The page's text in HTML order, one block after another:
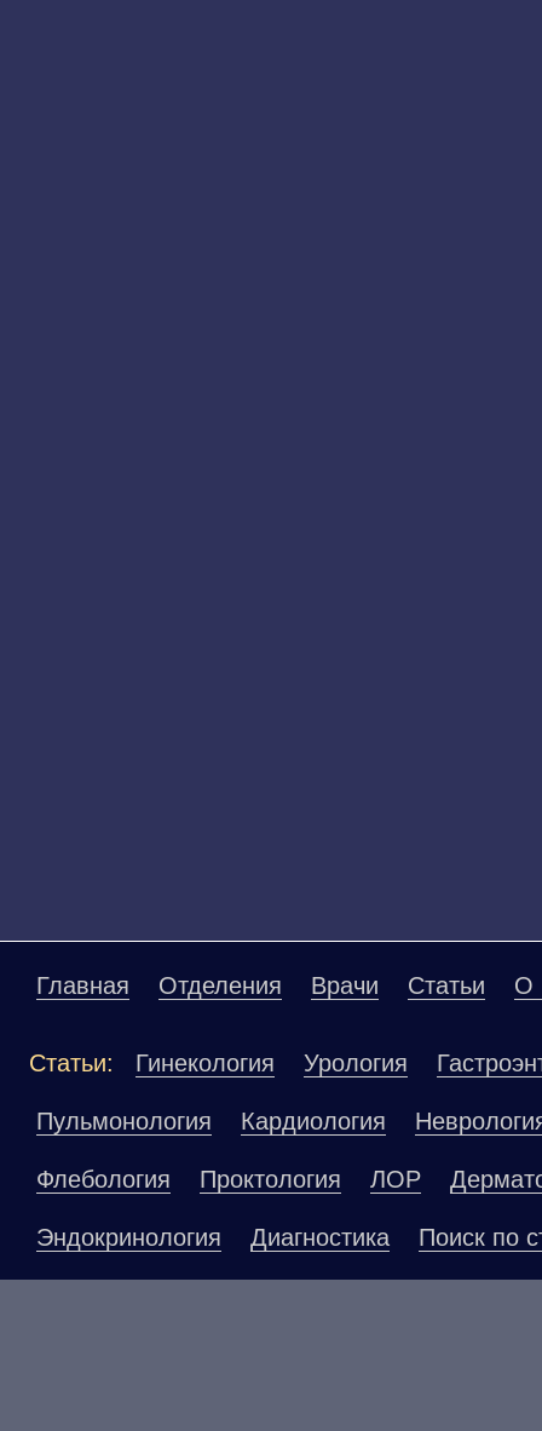
Главная Отделения Врачи Статьи О
Статьи: Гинекология Урология
Пульмонология Кардиология
Флебология Проктология ЛОР
Эндокринология Диагностика Поиск по